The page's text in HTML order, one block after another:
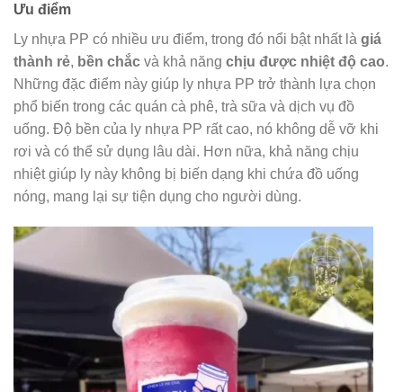
Ưu điểm
Ly nhựa PP có nhiều ưu điểm, trong đó nổi bật nhất là giá
thành rẻ, bền chắc và khả năng chịu được nhiệt độ cao.
Những đặc điểm này giúp ly nhựa PP trở thành lựa chọn
phổ biến trong các quán cà phê, trà sữa và dịch vụ đồ
uống. Độ bền của ly nhựa PP rất cao, nó không dễ vỡ khi
rơi và có thể sử dụng lâu dài. Hơn nữa, khả năng chịu
nhiệt giúp ly này không bị biến dạng khi chứa đồ uống
nóng, mang lại sự tiện dụng cho người dùng.